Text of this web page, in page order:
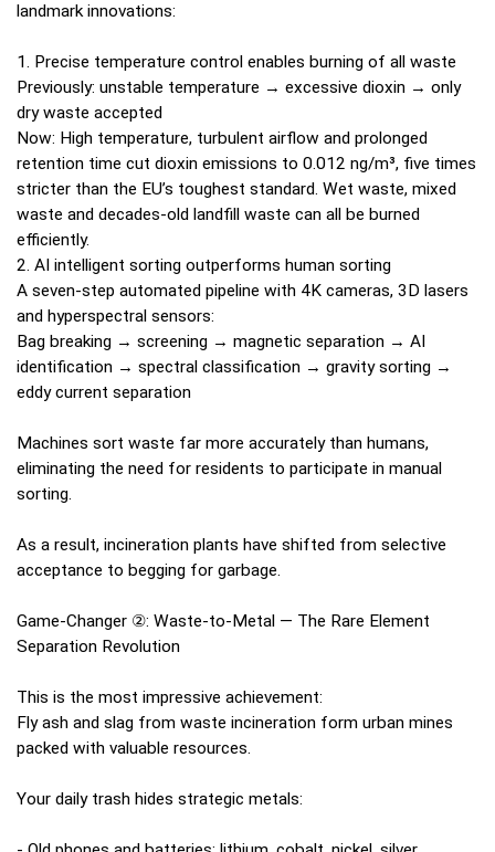
landmark innovations:
1. Precise temperature control enables burning of all waste
Previously: unstable temperature → excessive dioxin → only
dry waste accepted
Now: High temperature, turbulent airflow and prolonged
retention time cut dioxin emissions to 0.012 ng/m³, five times
stricter than the EU’s toughest standard. Wet waste, mixed
waste and decades-old landfill waste can all be burned
efficiently.
2. AI intelligent sorting outperforms human sorting
A seven-step automated pipeline with 4K cameras, 3D lasers
and hyperspectral sensors:
Bag breaking → screening → magnetic separation → AI
identification → spectral classification → gravity sorting →
eddy current separation
Machines sort waste far more accurately than humans,
eliminating the need for residents to participate in manual
sorting.
As a result, incineration plants have shifted from selective
acceptance to begging for garbage.
Game-Changer ②: Waste-to-Metal — The Rare Element
Separation Revolution
This is the most impressive achievement:
Fly ash and slag from waste incineration form urban mines
packed with valuable resources.
Your daily trash hides strategic metals: